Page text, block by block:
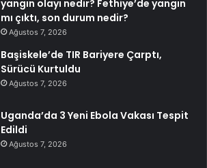
yangın olayı nedir? Fethiye’de yangın
mı çıktı, son durum nedir?
Ağustos 7, 2026
Başiskele’de TIR Bariyere Çarptı,
Sürücü Kurtuldu
Ağustos 7, 2026
Uganda’da 3 Yeni Ebola Vakası Tespit
Edildi
Ağustos 7, 2026